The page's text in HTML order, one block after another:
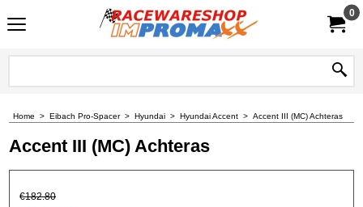
0
Home > Eibach Pro-Spacer> Hyundai > Hyundai Accent > Accent III (MC) Achteras
Accent III (MC) Achteras
€182.80